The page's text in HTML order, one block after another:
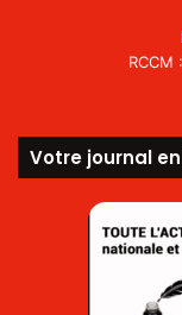
Votre journal